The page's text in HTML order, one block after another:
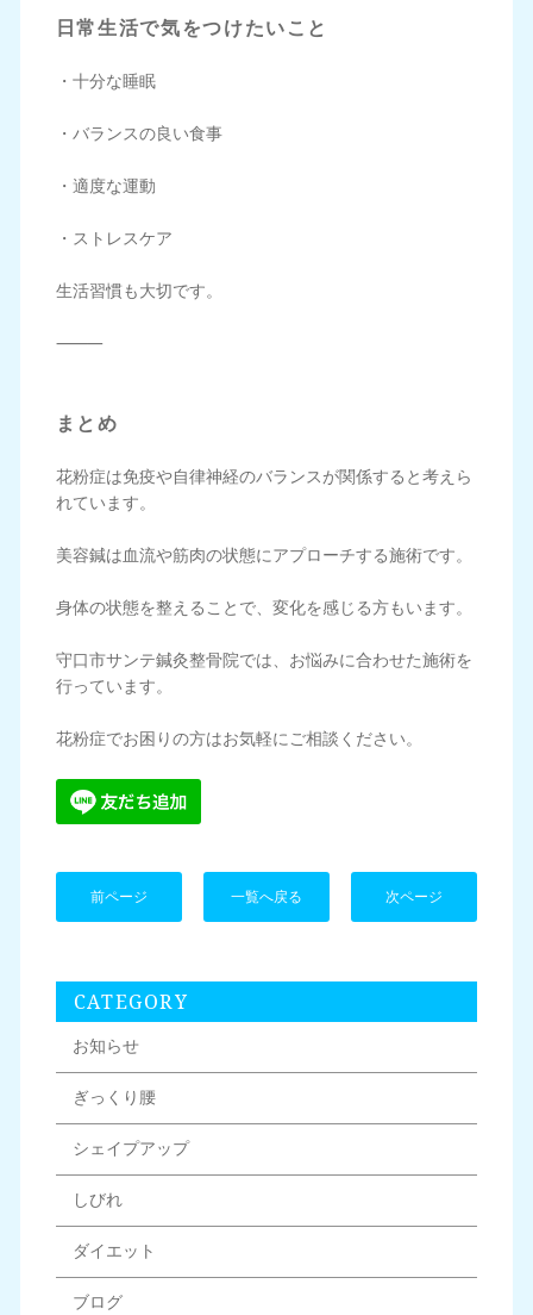
日常生活で気をつけたいこと
・十分な睡眠
・バランスの良い食事
・適度な運動
・ストレスケア
生活習慣も大切です。
⸻
まとめ
花粉症は免疫や自律神経のバランスが関係すると考えら
れています。
美容鍼は血流や筋肉の状態にアプローチする施術です。
身体の状態を整えることで、変化を感じる方もいます。
守口市サンテ鍼灸整骨院では、お悩みに合わせた施術を
行っています。
花粉症でお困りの方はお気軽にご相談ください。
前ページ 一覧へ戻る 次ページ
CATEGORY
お知らせ
ぎっくり腰
シェイプアップ
しびれ
ダイエット
ブログ